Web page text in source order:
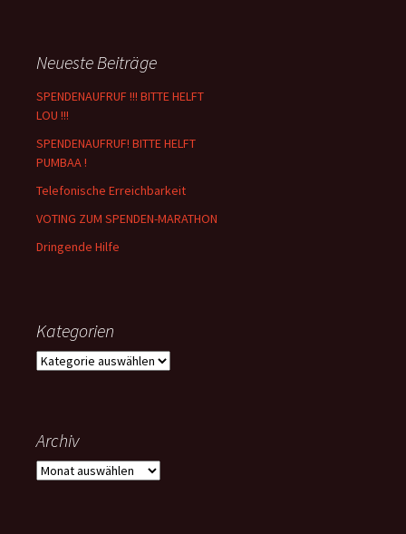
Neueste Beiträge
SPENDENAUFRUF !!! BITTE HELFT
LOU !!!
SPENDENAUFRUF! BITTE HELFT
PUMBAA !
Telefonische Erreichbarkeit
VOTING ZUM SPENDEN-MARATHON
Dringende Hilfe
Kategorien
Kategorien
Archiv
Archiv